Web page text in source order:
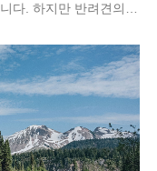
다. 하지만 반려견의